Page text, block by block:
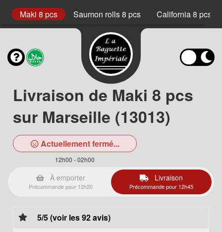
Maki 8 pcs Saumon rolls 8 pcs California 8 pcs
Livraison de Maki 8 pcs
sur Marseille (13013)
Actuellement fermé...
12h00 - 02h00
À emporter
Précommande pour 12h20
Livraison
Précommande pour 12h45
5/5 (voir les 92 avis)